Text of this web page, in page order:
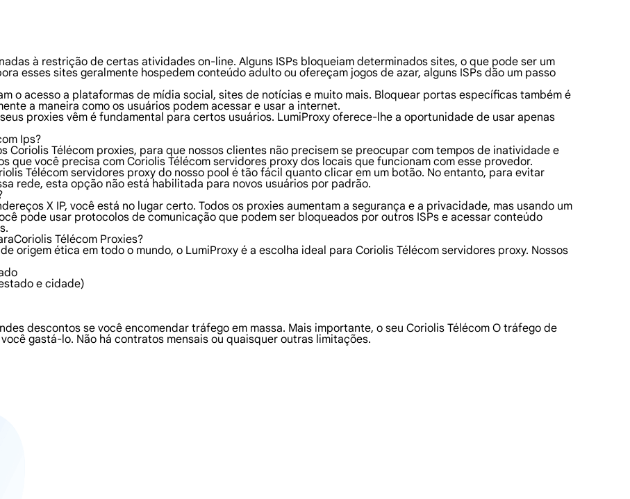
à restrição de certas atividades on-line. Alguns ISPs bloqueiam determinados sites, o que pode ser um
esses sites geralmente hospedem conteúdo adulto ou ofereçam jogos de azar, alguns ISPs dão um passo
o acesso a plataformas de mídia social, sites de notícias e muito mais. Bloquear portas específicas também é
a maneira como os usuários podem acessar e usar a internet.
proxies vêm é fundamental para certos usuários. LumiProxy oferece-lhe a oportunidade de usar apenas
Ips?
Coriolis Télécom proxies, para que nossos clientes não precisem se preocupar com tempos de inatividade e
que você precisa com Coriolis Télécom servidores proxy dos locais que funcionam com esse provedor.
Télécom servidores proxy do nosso pool é tão fácil quanto clicar em um botão. No entanto, para evitar
rede, esta opção não está habilitada para novos usuários por padrão.
X IP, você está no lugar certo. Todos os proxies aumentam a segurança e a privacidade, mas usando um
pode usar protocolos de comunicação que podem ser bloqueados por outros ISPs e acessar conteúdo
Télécom Proxies?
origem ética em todo o mundo, o LumiProxy é a escolha ideal para Coriolis Télécom servidores proxy. Nossos
e cidade)
descontos se você encomendar tráfego em massa. Mais importante, o seu Coriolis Télécom O tráfego de
gastá-lo. Não há contratos mensais ou quaisquer outras limitações.